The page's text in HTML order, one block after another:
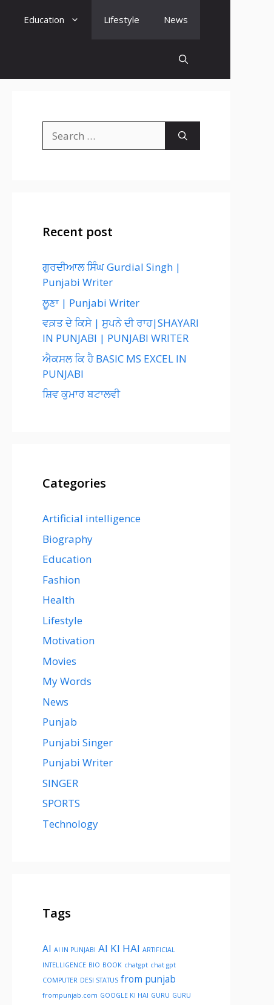
Education Lifestyle News
for:
Recent post
ਗੁਰਦੀਆਲ ਸਿੰਘ Gurdial Singh |
Punjabi Writer
ਲੂਣਾ | Punjabi Writer
ਵਕ਼ਤ ਦੇ ਕਿਸੇ | ਸੁਪਨੇ ਦੀ ਰਾਹ|SHAYARI
IN PUNJABI | PUNJABI WRITER
ਐਕਸਲ ਕਿ ਹੈ BASIC MS EXCEL IN
PUNJABI
ਸ਼ਿਵ ਕੁਮਾਰ ਬਟਾਲਵੀ
Categories
Artificial intelligence
Biography
Education
Fashion
Health
Lifestyle
Motivation
Movies
My Words
News
Punjab
Punjabi Singer
Punjabi Writer
SINGER
SPORTS
Technology
Tags
AI AI IN PUNJABI AI KI HAI ARTIFICIAL
INTELLIGENCE BIO BOOK chatgpt chat gpt
COMPUTER DESI STATUS from punjab
frompunjab.com GOOGLE KI HAI GURU GURU